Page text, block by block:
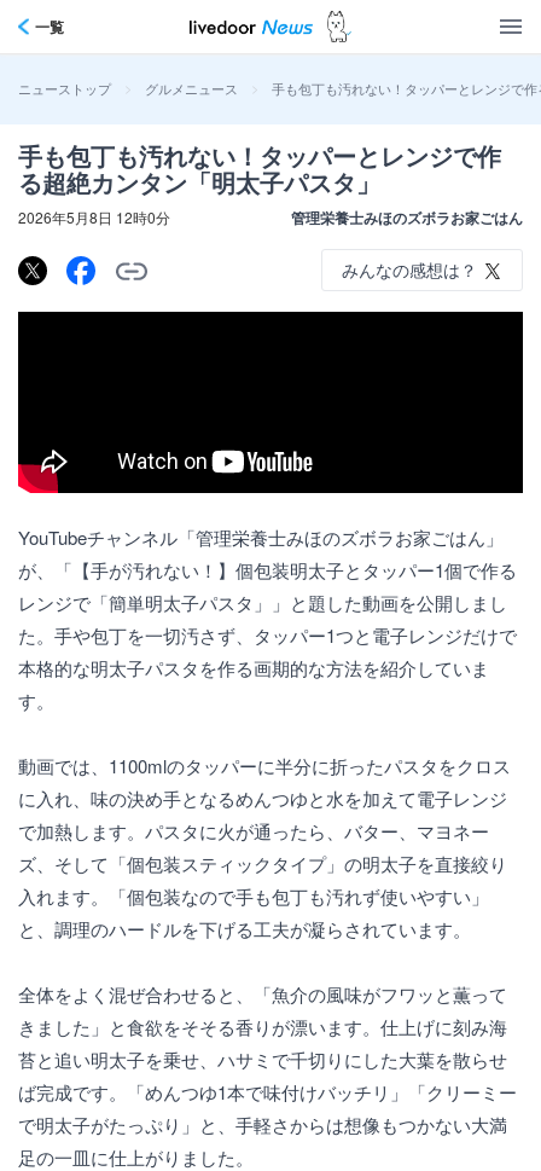
一覧
ニューストップ > グルメニュース > 手も包丁も汚れない！タッパーとレンジで
手も包丁も汚れない！タッパーとレンジで作
る超絶カンタン「明太子パスタ」
2026年5月8日 12時0分 管理栄養士みほのズボラお家ごはん
みんなの感想は？
YouTubeチャンネル「管理栄養士みほのズボラお家ごはん」
が、「【手が汚れない！】個包装明太子とタッパー1個で作る
レンジで「簡単明太子パスタ」」と題した動画を公開しまし
た。手や包丁を一切汚さず、タッパー1つと電子レンジだけで
本格的な明太子パスタを作る画期的な方法を紹介していま
す。
動画では、1100mlのタッパーに半分に折ったパスタをクロス
に入れ、味の決め手となるめんつゆと水を加えて電子レンジ
で加熱します。パスタに火が通ったら、バター、マヨネー
ズ、そして「個包装スティックタイプ」の明太子を直接絞り
入れます。「個包装なので手も包丁も汚れず使いやすい」
と、調理のハードルを下げる工夫が凝らされています。
全体をよく混ぜ合わせると、「魚介の風味がフワッと薫って
きました」と食欲をそそる香りが漂います。仕上げに刻み海
苔と追い明太子を乗せ、ハサミで千切りにした大葉を散らせ
ば完成です。「めんつゆ1本で味付けバッチリ」「クリーミー
で明太子がたっぷり」と、手軽さからは想像もつかない大満
足の一皿に仕上がりました。